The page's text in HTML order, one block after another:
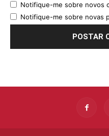
Notifique-me sobre novos
Notifique-me sobre novas